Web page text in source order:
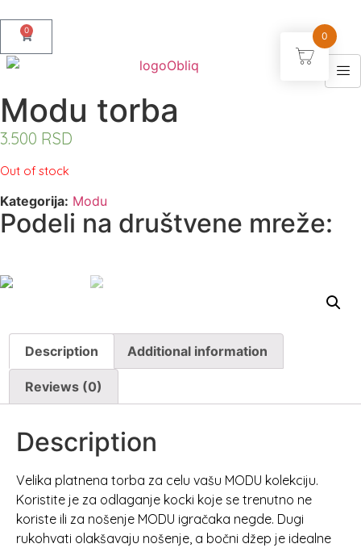
0
Modu torba
3.500 RSD
Out of stock
Kategorija: Modu
Podeli na društvene mreže:
Description Additional information
Reviews (0)
Description
Velika platnena torba za celu vašu MODU kolekciju.
Koristite je za odlaganje kocki koje se trenutno ne
koriste ili za nošenje MODU igračaka negde. Dugi
rukohvati olakšavaju nošenje, a bočni džep je idealne
0